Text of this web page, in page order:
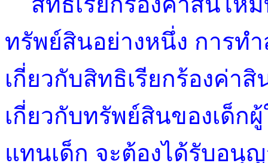
ทรัพย์สินอย่างหนึ่ง การท
เกี่ยวกับสิทธิเรียกร้องค่า
เกี่ยวกับทรัพย์สินของเด็
แทนเด็ก จะต้องได้รับอนุ